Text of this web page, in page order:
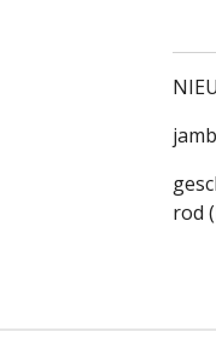
rod